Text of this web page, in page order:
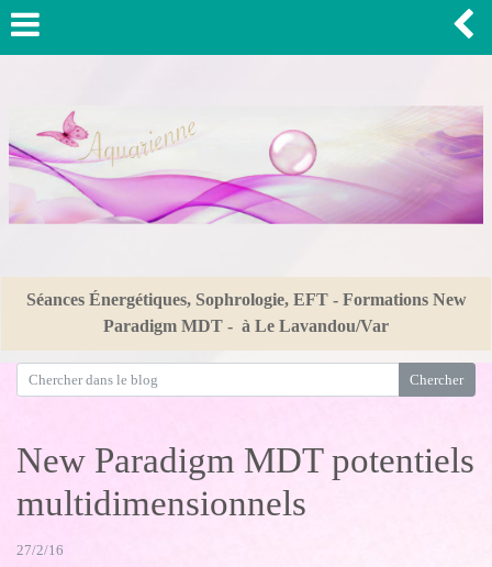
Séances Énergétiques, Sophrologie, EFT - Formations New
Paradigm MDT - à Le Lavandou/Var
New Paradigm MDT potentiels
multidimensionnels
27/2/16